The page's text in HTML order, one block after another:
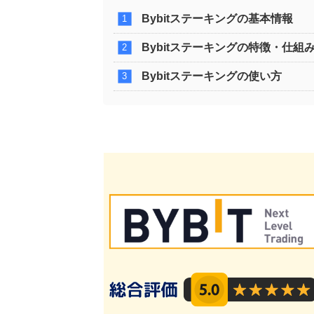
Bybitステーキングの基本情報
Bybitステーキングの特徴・仕組
Bybitステーキングの使い方